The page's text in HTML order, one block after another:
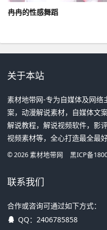
冉冉的性感舞蹈
关于本站
素材地带网-专为自媒体及网
案，动漫解说素材，自媒体文
解说教程，解说视频软件，影
视频素材等，全心打造最全最
©2026素材地带网 黑ICP备
联系我们
合作或咨询可通过如下方式：
QQ： 2406785858